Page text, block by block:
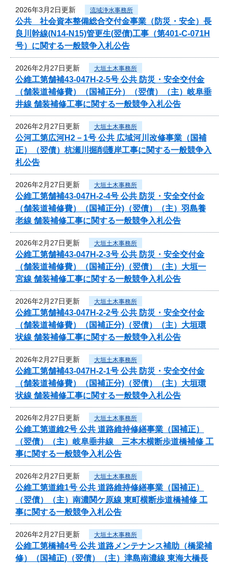
2026年3月2日更新 流域浄水事務所
公共 社会資本整備総合交付金事業（防災・安全）長
良川幹線(N14-N15)管更生(翌債)工事（第401-C-071H
号）に関する一般競争入札公告
2026年2月27日更新 大垣土木事務所
公維工第舗補43-047H-2-5号 公共 防災・安全交付金
（舗装道補修費）（国補正分）（翌債）（主）岐阜垂
井線 舗装補修工事に関する一般競争入札公告
2026年2月27日更新 大垣土木事務所
公河工第広河H2－1号 公共 広域河川改修事業（国補
正）（翌債）杭瀬川掘削護岸工事に関する一般競争入
札公告
2026年2月27日更新 大垣土木事務所
公維工第舗補43-047H-2-4号 公共 防災・安全交付金
（舗装道補修費）（国補正分)（翌債）（主）羽島養
老線 舗装補修工事に関する一般競争入札公告
2026年2月27日更新 大垣土木事務所
公維工第舗補43-047H-2-3号 公共 防災・安全交付金
（舗装道補修費）（国補正分)（翌債）（主）大垣一
宮線 舗装補修工事に関する一般競争入札公告
2026年2月27日更新 大垣土木事務所
公維工第舗補43-047H-2-2号 公共 防災・安全交付金
（舗装道補修費）（国補正分)（翌債）（主）大垣環
状線 舗装補修工事に関する一般競争入札公告
2026年2月27日更新 大垣土木事務所
公維工第舗補43-047H-2-1号 公共 防災・安全交付金
（舗装道補修費）（国補正分)（翌債）（主）大垣環
状線 舗装補修工事に関する一般競争入札公告
2026年2月27日更新 大垣土木事務所
公維工第道維2号 公共 道路維持修繕事業（国補正）
（翌債）（主）岐阜垂井線 三本木横断歩道橋補修 工
事に関する一般競争入札公告
2026年2月27日更新 大垣土木事務所
公維工第道維1号 公共 道路維持修繕事業（国補正）
（翌債）（主）南濃関ケ原線 東町横断歩道橋補修 工
事に関する一般競争入札公告
2026年2月27日更新 大垣土木事務所
公維工第橋補4号 公共 道路メンテナンス補助（橋梁補
修）（国補正)（翌債）（主）津島南濃線 東海大橋長